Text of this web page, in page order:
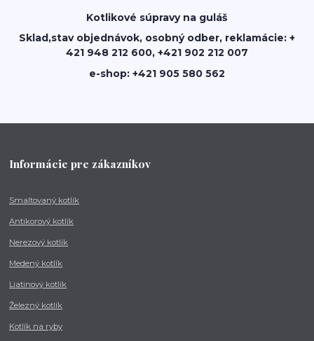
Kotlikové súpravy na guláš
Sklad,stav objednávok, osobný odber, reklamácie: +
421 948 212 600, +421 902 212 007
e-shop: +421 905 580 562
Informácie pre zákazníkov
Smaltovaný kotlík
Antikorový kotlík
Nerezový kotlík
Medený kotlík
Liatinový kotlík
Železný kotlík
Kotlík na ryby